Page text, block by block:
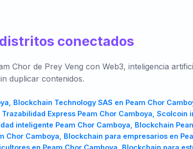
BR
Português
TR
Türkçe
UK
Українська
PL
Polski
conectados
Chor de Prey Veng con Web3, inteligencia
duplicar contenidos.
Consultoría Blockchain Peam Chor Camboya, Consultoría Blockchain en Peam Chor Camboya, Consultoría Blockchain para emprendedores en Peam Chor Camboya, Consultoría Blockchain para empresarios en Peam Chor Camboya, Consultoría Blockchain para fabricantes en Peam Chor Camboya, Consultoría Blockchain para agricultores en Peam Chor Camboya, Consultoría Blockchain para estudiantes en Peam Chor Camboya, Consultoría Blockchain para municipios en Peam Chor Camboya, Consultoría Blockchain para alcaldías en Peam Chor Camboya, Consultoría Blockchain para clústeres empresariales en Peam Chor Camboya, Consultoría Blockchain para pymes en Peam Chor Camboya, Consultoría Blockchain para startups en Peam Chor Camboya, Consultoría Blockchain para universidades en Peam Chor Camboya, Consultoría Blockchain para cooperativas en Peam Chor Camboya, Consultoría Blockchain para cámaras de comercio en Peam Chor Camboya, Consultoría Blockchain para gobiernos regionales en Peam Chor Camboya, Consultoría Blockchain para consultoras en Peam Chor Camboya, Consultoría Blockchain para desarrolladores en Peam Chor Camboya, Consultoría Blockchain para inversionistas en Peam Chor Camboya, Consultoría Blockchain para ONGs en Peam Chor Camboya, Servicios Blockchain Peam Chor Camboya, Servicios Blockchain en Peam Chor Camboya, Servicios Blockchain para emprendedores en Peam Chor Camboya, Servicios Blockchain para empresarios en Peam Chor Camboya, Servicios Blockchain para fabricantes en Peam Chor Camboya, Servicios Blockchain para agricultores en Peam Chor Camboya, Servicios Blockchain para estudiantes en Peam Chor Camboya, Servicios Blockchain para municipios en Peam Chor Camboya, Servicios Blockchain para alcaldías en Peam Chor Camboya, Servicios Blockchain para clústeres empresariales en Peam Chor Camboya, Servicios Blockchain para pymes en Peam Chor Camboya, Servicios Blockchain para startups en Peam Chor Camboya, Servicios Blockchain para universidades en Peam Chor Camboya, Servicios Blockchain para cooperativas en Peam Chor Camboya, Servicios Blockchain para cámaras de comercio en Peam Chor Camboya, Servicios Blockchain para gobiernos regionales en Peam Chor Camboya, Servicios Blockchain para consultoras en Peam Chor Camboya, Servicios Blockchain para desarrolladores en Peam Chor Camboya, Servicios Blockchain para inversionistas en Peam Chor Camboya, Servicios Blockchain para ONGs en Peam Chor Camboya, Arquitectura blockchain Peam Chor Camboya, Arquitectura blockchain en Peam Chor Camboya, Arquitectura blockchain para emprendedores en Peam Chor Camboya, Arquitectura blockchain para empresarios en Peam Chor Camboya, Arquitectura blockchain para fabricantes en Peam Chor Camboya, Arquitectura blockchain para agricultores en Peam Chor Camboya, Arquitectura blockchain para estudiantes en Peam Chor Camboya, Arquitectura blockchain para municipios en Peam Chor Camboya, Arquitectura blockchain para alcaldías en Peam Chor Camboya, Arquitectura blockchain para clústeres empresariales en Peam Chor Camboya, Arquitectura blockchain para pymes en Peam Chor Camboya, Arquitectura blockchain para startups en Peam Chor Camboya, Arquitectura blockchain para universidades en Peam Chor Camboya, Arquitectura blockchain para cooperativas en Peam Chor Camboya, Arquitectura blockchain para cámaras de comercio en Peam Chor Camboya, Arquitectura blockchain para gobiernos regionales en Peam Chor Camboya, Arquitectura blockchain para consultoras en Peam Chor Camboya, Arquitectura blockchain para desarrolladores en Peam Chor Camboya, Arquitectura blockchain para inversionistas en Peam Chor Camboya, Arquitectura blockchain para ONGs en Peam Chor Camboya, Asesoría Web3 Peam Chor Camboya, Asesoría Web3 en Peam Chor Camboya, Asesoría Web3 para emprendedores en Peam Chor Camboya, Asesoría Web3 para empresarios en Peam Chor Camboya, Asesoría Web3 para fabricantes en Peam Chor Camboya, Asesoría Web3 para agricultores en Peam Chor Camboya, Asesoría Web3 para